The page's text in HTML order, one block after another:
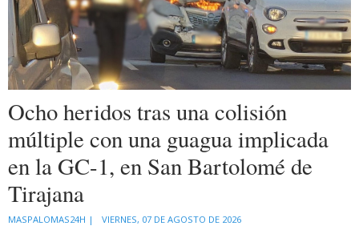
Ocho heridos tras una colisión
múltiple con una guagua implicada
en la GC-1, en San Bartolomé de
Tirajana
MASPALOMAS24H | VIERNES, 07 DE AGOSTO DE 2026